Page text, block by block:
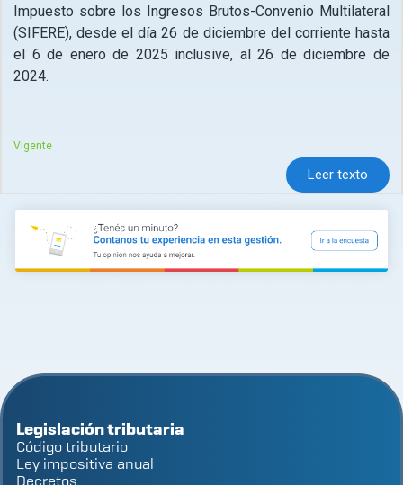
Impuesto sobre los Ingresos Brutos-Convenio Multilateral
(SIFERE), desde el día 26 de diciembre del corriente hasta
el 6 de enero de 2025 inclusive, al 26 de diciembre de
2024.
Vigente
Leer texto